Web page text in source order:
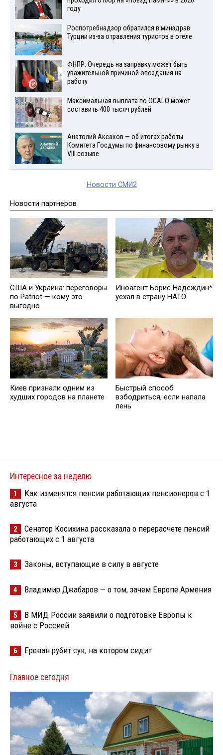
году
Роспотребнадзор обратился в минздрав
Турции из-за отравления туристов в отеле
ФНПР: Очередь на заправку может быть
уважительной причиной опоздания на
работу
Максимальная выплата по ОСАГО может
составить 400 тысяч рублей
Анатолий Аксаков — об итогах работы
Комитета Госдумы по финансовому рынку в
VIII созыве
Новости СМИ2
Новости партнеров
США и Украина: переговоры
по Patriot — кому это
выгодно
Иноагент Борис Надеждин*
уехал в страну НАТО
Киев признали одним из
худших городов на планете
Быстрый способ
взбодриться, если напала
лень
Интересное за неделю
1
Как изменятся пенсии работающих пенсионеров с 1
августа
2
Сенатор Косихина рассказала о перерасчете пенсий
работающих с 1 августа
3 Законы, вступающие в силу в августе
4 Владимир Джабаров — о том, зачем Европе Армения
5
В МИД России заявили о подготовке Европы к
войне с Россией
6 Ереван рубит сук, на котором сидит
Главное сегодня